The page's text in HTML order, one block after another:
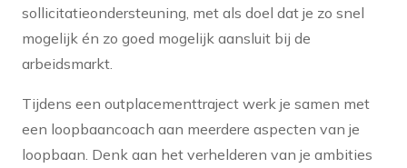
sollicitatieondersteuning, met als doel dat je zo snel
mogelijk én zo goed mogelijk aansluit bij de
arbeidsmarkt.
Tijdens een outplacementtraject werk je samen met
een loopbaancoach aan meerdere aspecten van je
loopbaan. Denk aan het verhelderen van je ambities